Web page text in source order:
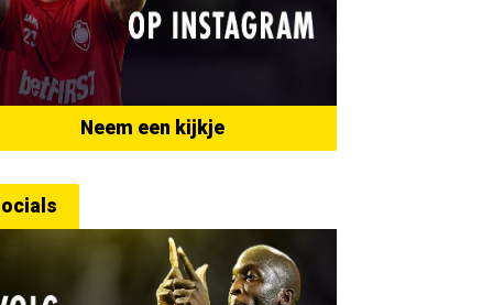
Neem een kijkje